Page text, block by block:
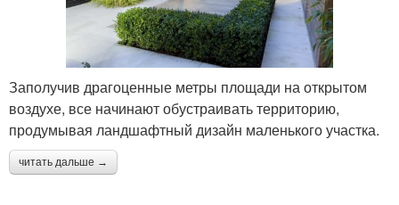
Заполучив драгоценные метры площади на открытом
воздухе, все начинают обустраивать территорию,
продумывая ландшафтный дизайн маленького участка.
читать дальше →